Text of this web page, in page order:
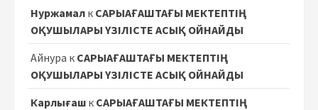
Нуржамал к САРЫАҒАШТАҒЫ МЕКТЕПТІҢ
ОҚУШЫЛАРЫ ҮЗІЛІСТЕ АСЫҚ ОЙНАЙДЫ
Айнура к САРЫАҒАШТАҒЫ МЕКТЕПТІҢ
ОҚУШЫЛАРЫ ҮЗІЛІСТЕ АСЫҚ ОЙНАЙДЫ
Карлығаш к САРЫАҒАШТАҒЫ МЕКТЕПТІҢ